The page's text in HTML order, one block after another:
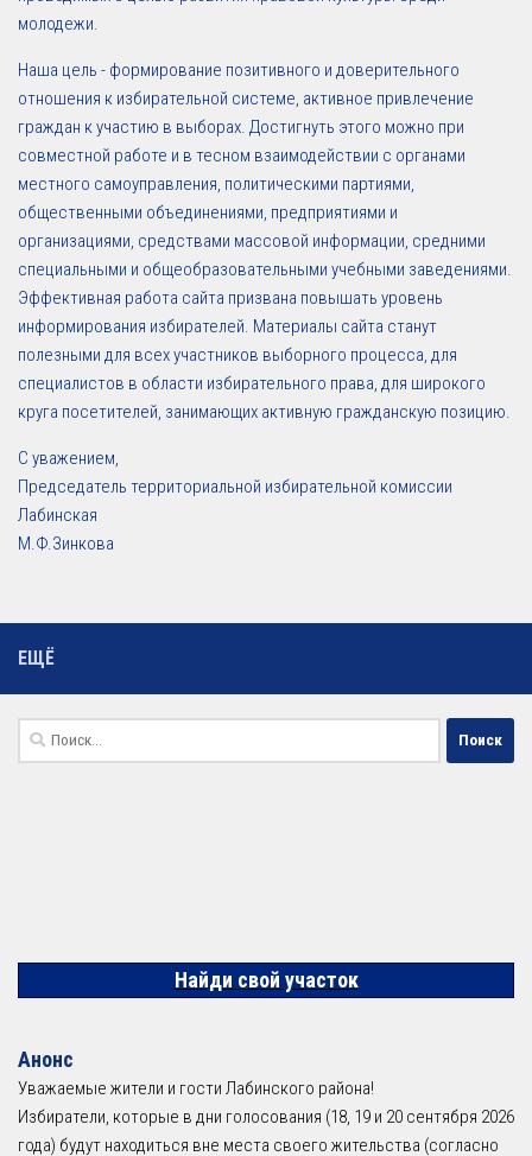
молодежи.
Наша цель - формирование позитивного и доверительного
отношения к избирательной системе, активное привлечение
граждан к участию в выборах. Достигнуть этого можно при
совместной работе и в тесном взаимодействии с органами
местного самоуправления, политическими партиями,
общественными объединениями, предприятиями и
организациями, средствами массовой информации, средними
специальными и общеобразовательными учебными заведениями.
Эффективная работа сайта призвана повышать уровень
информирования избирателей. Материалы сайта станут
полезными для всех участников выборного процесса, для
специалистов в области избирательного права, для широкого
круга посетителей, занимающих активную гражданскую позицию.
С уважением,
Председатель территориальной избирательной комиссии
Лабинская
М.Ф.Зинкова
ЕЩЁ
Найти:
Найди свой участок
Анонс
Уважаемые жители и гости Лабинского района!
Избиратели, которые в дни голосования (18, 19 и 20 сентября 2026
года) будут находиться вне места своего жительства (согласно